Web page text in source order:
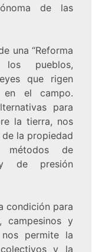
de las
una “Reforma
los pueblos,
que rigen
en el campo.
para
la tierra, nos
la propiedad
de
y de presión
condición para
campesinos y
permite la
y la